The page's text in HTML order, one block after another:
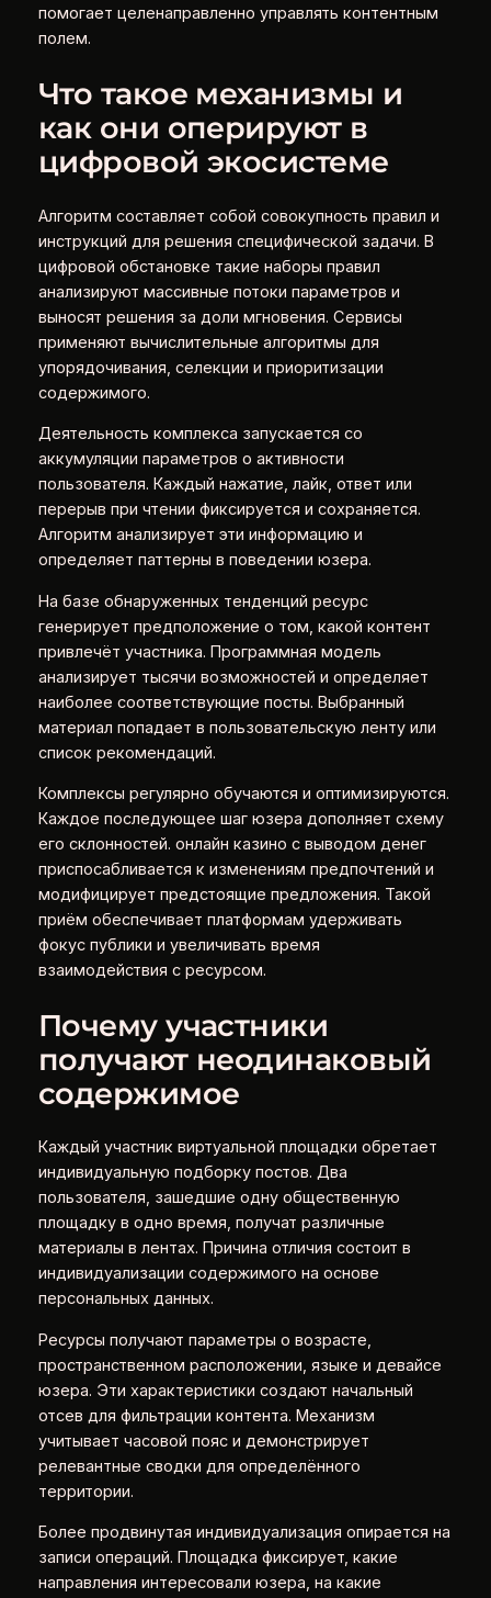
помогает целенаправленно управлять контентным
полем.
Что такое механизмы и
как они оперируют в
цифровой экосистеме
Алгоритм составляет собой совокупность правил и
инструкций для решения специфической задачи. В
цифровой обстановке такие наборы правил
анализируют массивные потоки параметров и
выносят решения за доли мгновения. Сервисы
применяют вычислительные алгоритмы для
упорядочивания, селекции и приоритизации
содержимого.
Деятельность комплекса запускается со
аккумуляции параметров о активности
пользователя. Каждый нажатие, лайк, ответ или
перерыв при чтении фиксируется и сохраняется.
Алгоритм анализирует эти информацию и
определяет паттерны в поведении юзера.
На базе обнаруженных тенденций ресурс
генерирует предположение о том, какой контент
привлечёт участника. Программная модель
анализирует тысячи возможностей и определяет
наиболее соответствующие посты. Выбранный
материал попадает в пользовательскую ленту или
список рекомендаций.
Комплексы регулярно обучаются и оптимизируются.
Каждое последующее шаг юзера дополняет схему
его склонностей. онлайн казино с выводом денег
приспосабливается к изменениям предпочтений и
модифицирует предстоящие предложения. Такой
приём обеспечивает платформам удерживать
фокус публики и увеличивать время
взаимодействия с ресурсом.
Почему участники
получают неодинаковый
содержимое
Каждый участник виртуальной площадки обретает
индивидуальную подборку постов. Два
пользователя, зашедшие одну общественную
площадку в одно время, получат различные
материалы в лентах. Причина отличия состоит в
индивидуализации содержимого на основе
персональных данных.
Ресурсы получают параметры о возрасте,
пространственном расположении, языке и девайсе
юзера. Эти характеристики создают начальный
отсев для фильтрации контента. Механизм
учитывает часовой пояс и демонстрирует
релевантные сводки для определённого
территории.
Более продвинутая индивидуализация опирается на
записи операций. Площадка фиксирует, какие
направления интересовали юзера, на какие